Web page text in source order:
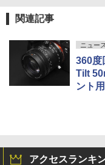
関連記事
ニュース
360度
Tilt
ント用
アクセスランキ